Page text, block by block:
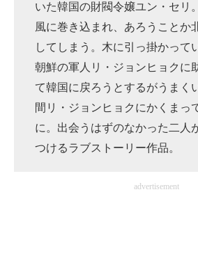
いた韓国の財閥令嬢ユン・セリ
風に巻き込まれ、あろうことか
してしまう。木に引っ掛かって
朝鮮の軍人リ・ジョンヒョクに
て韓国に戻ろうとするがうまく
間リ・ジョンヒョクにかくまっ
に。出会うはずのなかった二人
つけるラブストーリー作品。
advertisement